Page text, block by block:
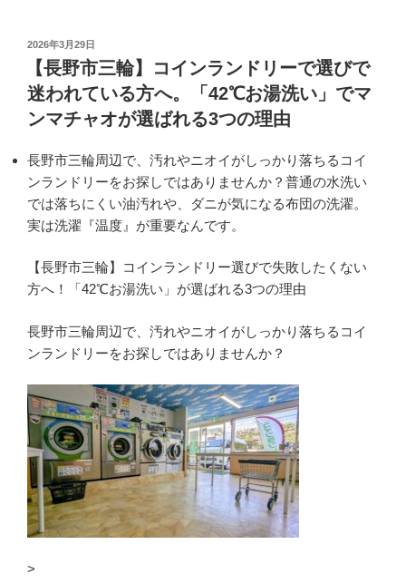
投
日:
2026年3月29日
​【長野市三輪】コインランドリーで選びで
迷われている方へ。「42℃お湯洗い」でマ
ンマチャオが選ばれる3つの理由
長野市三輪周辺で、汚れやニオイがしっかり落ちるコイ
ンランドリーをお探しではありませんか？普通の水洗い
では落ちにくい油汚れや、ダニが気になる布団の洗濯。
実は洗濯『温度』が重要なんです。
【長野市三輪】コインランドリー選びで失敗したくない
方へ！「42℃お湯洗い」が選ばれる3つの理由
長野市三輪周辺で、汚れやニオイがしっかり落ちるコイ
ンランドリーをお探しではありませんか？
>